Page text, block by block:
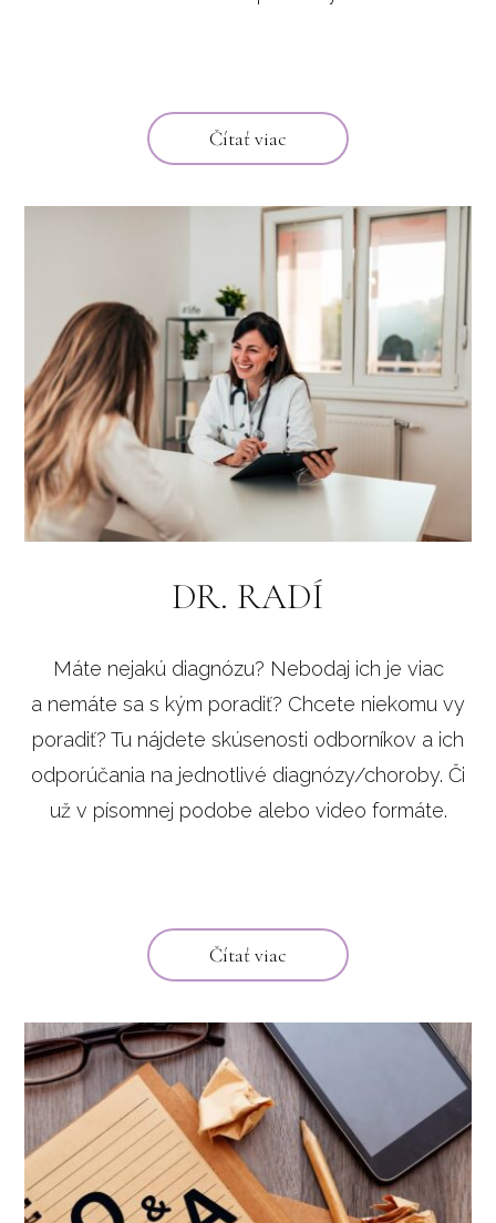
Čítať viac
DR. RADÍ
Máte nejakú diagnózu? Nebodaj ich je viac
a nemáte sa s kým poradiť? Chcete niekomu vy
poradiť? Tu nájdete skúsenosti odborníkov a ich
odporúčania na jednotlivé diagnózy/choroby. Či
už v písomnej podobe alebo video formáte.
Čítať viac